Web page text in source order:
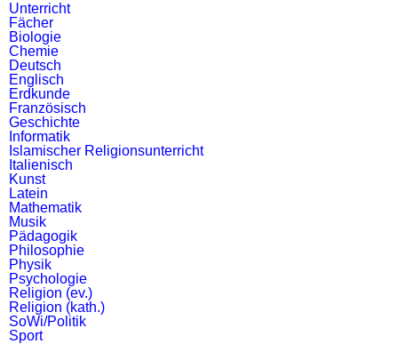
Unterricht
Fächer
Biologie
Chemie
Deutsch
Englisch
Erdkunde
Französisch
Geschichte
Informatik
Islamischer Religionsunterricht
Italienisch
Kunst
Latein
Mathematik
Musik
Pädagogik
Philosophie
Physik
Psychologie
Religion (ev.)
Religion (kath.)
SoWi/Politik
Sport